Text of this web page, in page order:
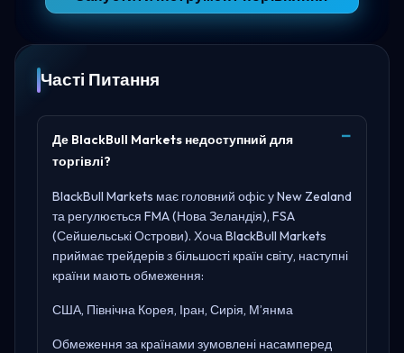
Часті Питання
Де BlackBull Markets недоступний для
торгівлі?
BlackBull Markets має головний офіс уNew Zealand
та регулюється FMA (Нова Зеландія), FSA
(Сейшельські Острови). Хоча BlackBull Markets
приймає трейдерів з більшості країн світу, наступні
країни мають обмеження:
США, Північна Корея, Іран, Сирія, М’янма
Обмеження за країнами зумовлені насамперед